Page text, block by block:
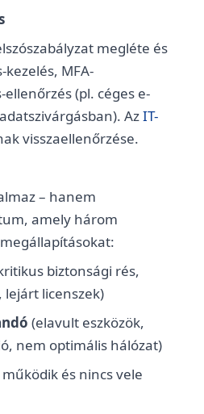
megléte és
MFA-
(pl. céges e-
AzIT-
visszaellenőrzése.
– hanem
amely három
biztonsági rés,
licenszek)
(elavult eszközök,
nem optimális hálózat)
és nincs vele